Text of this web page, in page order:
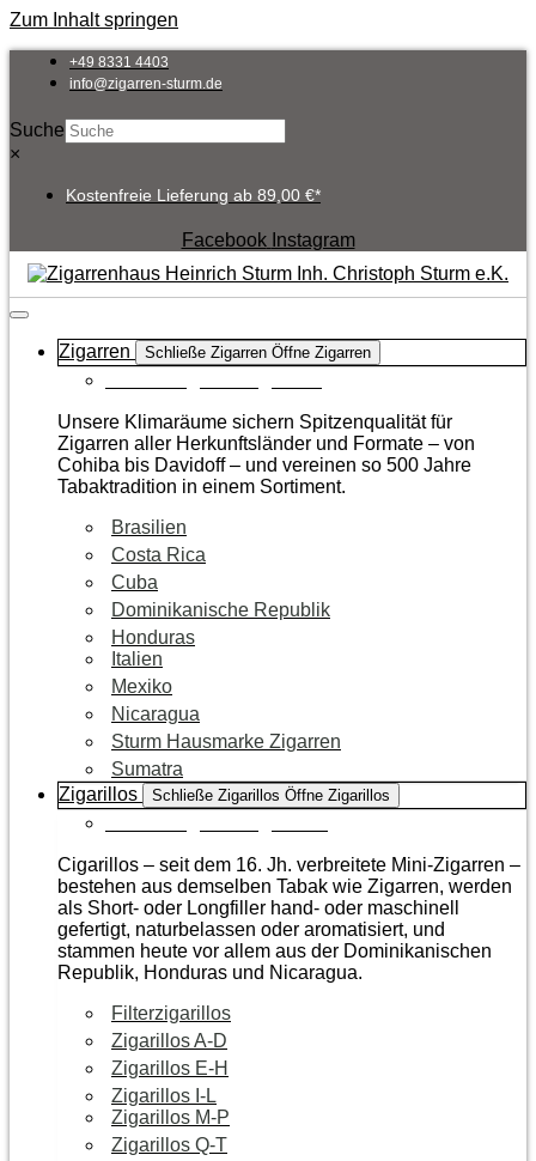
Zum Inhalt springen
+49 8331 4403
info@zigarren-sturm.de
Suche
×
Kostenfreie Lieferung ab 89,00 €*
Facebook Instagram
Zigarren Schließe Zigarren Öffne Zigarren
Unsere Klimaräume sichern Spitzenqualität für
Zigarren aller Herkunftsländer und Formate – von
Cohiba bis Davidoff – und vereinen so 500 Jahre
Tabaktradition in einem Sortiment.
Brasilien
Costa Rica
Cuba
Dominikanische Republik
Honduras
Italien
Mexiko
Nicaragua
Sturm Hausmarke Zigarren
Sumatra
Zigarillos
Schließe Zigarillos Öffne Zigarillos
Cigarillos – seit dem 16. Jh. verbreitete Mini-Zigarren –
bestehen aus demselben Tabak wie Zigarren, werden
als Short- oder Longfiller hand- oder maschinell
gefertigt, naturbelassen oder aromatisiert, und
stammen heute vor allem aus der Dominikanischen
Republik, Honduras und Nicaragua.
Filterzigarillos
Zigarillos A-D
Zigarillos E-H
Zigarillos I-L
Zigarillos M-P
Zigarillos Q-T